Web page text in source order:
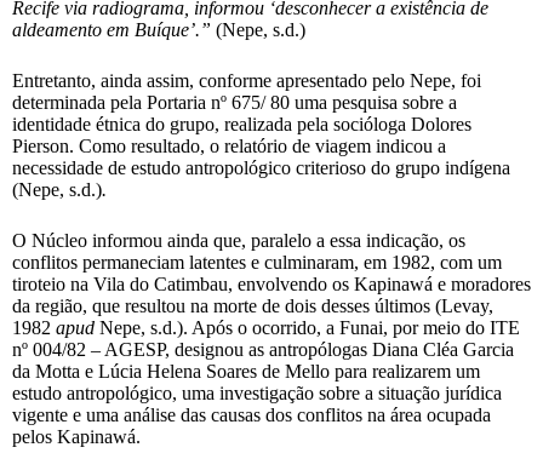
Recife via radiograma, informou ‘desconhecer a existência de
aldeamento em Buíque’.” (Nepe, s.d.)
Entretanto, ainda assim, conforme apresentado pelo Nepe, foi
determinada pela Portaria nº 675/ 80 uma pesquisa sobre a
identidade étnica do grupo, realizada pela socióloga Dolores
Pierson. Como resultado, o relatório de viagem indicou a
necessidade de estudo antropológico criterioso do grupo indígena
(Nepe, s.d.).
O Núcleo informou ainda que, paralelo a essa indicação, os
conflitos permaneciam latentes e culminaram, em 1982, com um
tiroteio na Vila do Catimbau, envolvendo os Kapinawá e moradores
da região, que resultou na morte de dois desses últimos (Levay,
1982 apud Nepe, s.d.). Após o ocorrido, a Funai, por meio do ITE
nº 004/82 – AGESP, designou as antropólogas Diana Cléa Garcia
da Motta e Lúcia Helena Soares de Mello para realizarem um
estudo antropológico, uma investigação sobre a situação jurídica
vigente e uma análise das causas dos conflitos na área ocupada
pelos Kapinawá.